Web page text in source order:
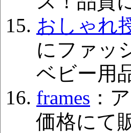
おしゃれ
にファッ
ベビー用
frames ：
価格にて